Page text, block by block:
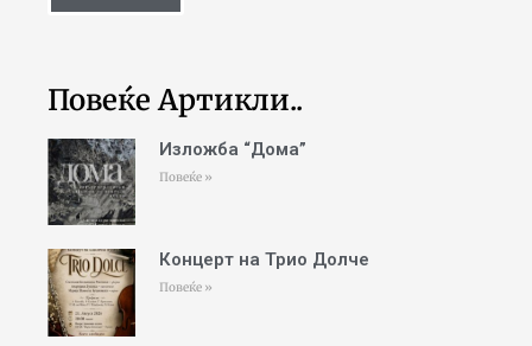
Повеќе Артикли..
Изложба “Дома”
Повеќе »
Концерт на Трио Долче
Повеќе »